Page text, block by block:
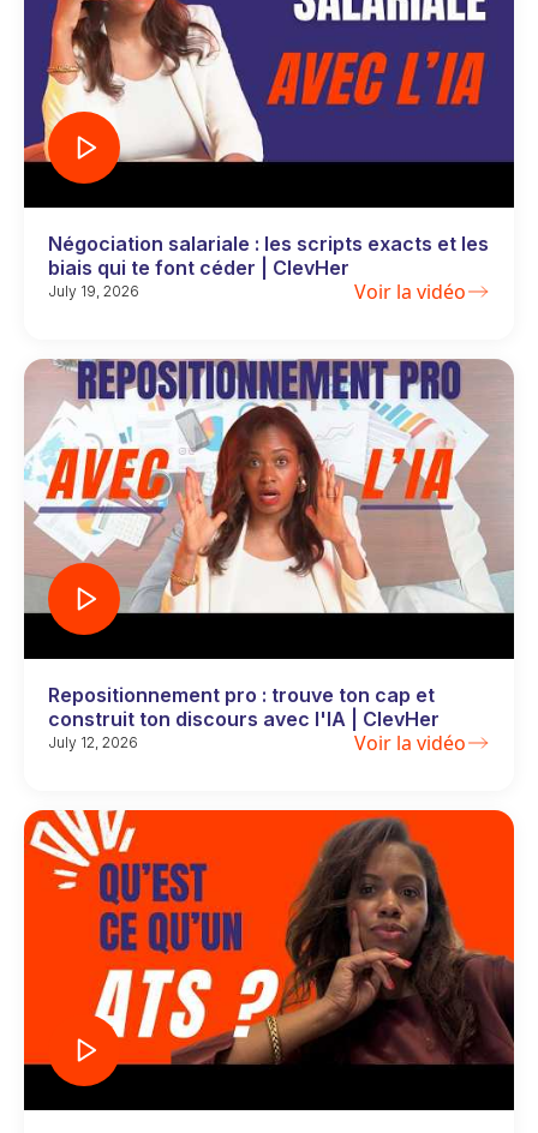
Négociation salariale : les scripts exacts et les
biais qui te font céder | ClevHer
July 19, 2026 Voir la vidéo
Repositionnement pro : trouve ton cap et
construit ton discours avec l'IA | ClevHer
July 12, 2026 Voir la vidéo